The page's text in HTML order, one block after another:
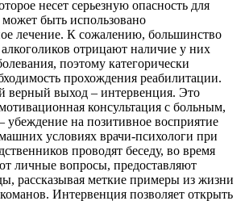
несет серьезную опасность для
быть использовано
лечение. К сожалению, большинство
отрицают наличие у них
поэтому категорически
прохождения реабилитации.
верный выход – интервенция. Это
консультация с больным,
убеждение на позитивное восприятие
условиях врачи-психологи при
проводят беседу, во время
личные вопросы, предоставляют
рассказывая меткие примеры из жизни
Интервенция позволяет открыть